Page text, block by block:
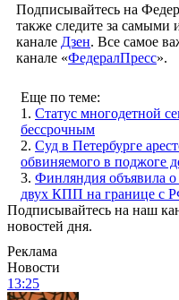
Подписывайтесь на
также следите за
канале Дзен. Все самое
канале «ФедералПресс».
Еще по теме:
1. Статус многодетной
бессрочным
2. Суд в Петербурге
обвиняемого в поджоге
3. Финляндия объявила
двух КПП на границе с
Подписывайтесь на наш
новостей дня.
Реклама
Новости
13:25